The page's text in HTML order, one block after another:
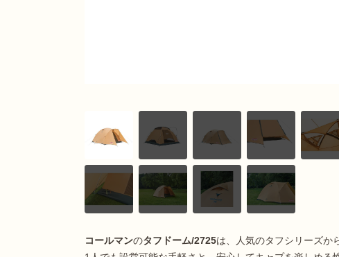
コールマンのタフドーム/2725は、人気のタフシリーズか